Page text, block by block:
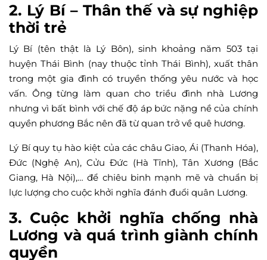
2. Lý Bí – Thân thế và sự nghiệp
thời trẻ
Lý Bí (tên thật là Lý Bôn), sinh khoảng năm 503 tại
huyện Thái Bình (nay thuộc tỉnh Thái Bình), xuất thân
trong một gia đình có truyền thống yêu nước và học
vấn. Ông từng làm quan cho triều đình nhà Lương
nhưng vì bất bình với chế độ áp bức nặng nề của chính
quyền phương Bắc nên đã từ quan trở về quê hương.
Lý Bí quy tụ hào kiệt của các châu Giao, Ái (Thanh Hóa),
Đức (Nghệ An), Cửu Đức (Hà Tĩnh), Tân Xương (Bắc
Giang, Hà Nội),… để chiêu binh mạnh mẽ và chuẩn bị
lực lượng cho cuộc khởi nghĩa đánh đuổi quân Lương.
3. Cuộc khởi nghĩa chống nhà
Lương và quá trình giành chính
quyền